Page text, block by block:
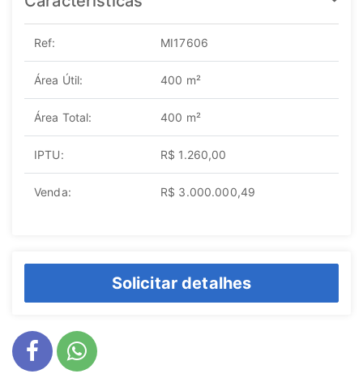
Ref: MI17606
Área Útil: 400 m²
Área Total: 400 m²
IPTU: R$ 1.260,00
Venda: R$ 3.000.000,49
Solicitar detalhes